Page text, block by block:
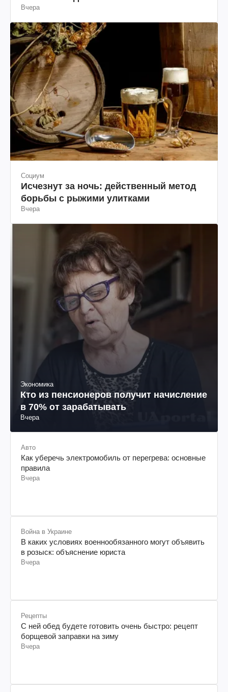
Вчера
Социум
Исчезнут за ночь: действенный метод
борьбы с рыжими улитками
Вчера
Экономика
Кто из пенсионеров получит начисление
в 70% от зарабатывать
Вчера
Авто
Как уберечь электромобиль от перегрева: основные
правила
Вчера
Война в Украине
В каких условиях военнообязанного могут объявить
в розыск: объяснение юриста
Вчера
Рецепты
С ней обед будете готовить очень быстро: рецепт
борщевой заправки на зиму
Вчера